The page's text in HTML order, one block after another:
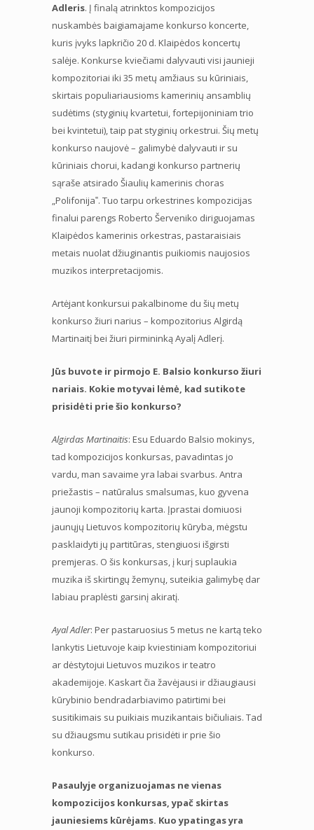
Adleris. Į finalą atrinktos kompozicijos
nuskambės baigiamajame konkurso koncerte,
kuris įvyks lapkričio 20 d. Klaipėdos koncertų
salėje. Konkurse kviečiami dalyvauti visi jaunieji
kompozitoriai iki 35 metų amžiaus su kūriniais,
skirtais populiariausioms kamerinių ansamblių
sudėtims (styginių kvartetui, fortepijoniniam trio
bei kvintetui), taip pat styginių orkestrui. Šių metų
konkurso naujovė – galimybė dalyvauti ir su
kūriniais chorui, kadangi konkurso partnerių
sąraše atsirado Šiaulių kamerinis choras
„Polifonija‟. Tuo tarpu orkestrines kompozicijas
finalui parengs Roberto Šerveniko diriguojamas
Klaipėdos kamerinis orkestras, pastaraisiais
metais nuolat džiuginantis puikiomis naujosios
muzikos interpretacijomis.
Artėjant konkursui pakalbinome du šių metų
konkurso žiuri narius – kompozitorius Algirdą
Martinaitį bei žiuri pirmininką Ayalį Adlerį.
Jūs buvote ir pirmojo E. Balsio konkurso žiuri
nariais. Kokie motyvai lėmė, kad sutikote
prisidėti prie šio konkurso?
Algirdas Martinaitis: Esu Eduardo Balsio mokinys,
tad kompozicijos konkursas, pavadintas jo
vardu, man savaime yra labai svarbus. Antra
priežastis – natūralus smalsumas, kuo gyvena
jaunoji kompozitorių karta. Įprastai domiuosi
jaunųjų Lietuvos kompozitorių kūryba, mėgstu
pasklaidyti jų partitūras, stengiuosi išgirsti
premjeras. O šis konkursas, į kurį suplaukia
muzika iš skirtingų žemynų, suteikia galimybę dar
labiau praplėsti garsinį akiratį.
Ayal Adler: Per pastaruosius 5 metus ne kartą teko
lankytis Lietuvoje kaip kviestiniam kompozitoriui
ar dėstytojui Lietuvos muzikos ir teatro
akademijoje. Kaskart čia žavėjausi ir džiaugiausi
kūrybinio bendradarbiavimo patirtimi bei
susitikimais su puikiais muzikantais bičiuliais. Tad
su džiaugsmu sutikau prisidėti ir prie šio
konkurso.
Pasaulyje organizuojamas ne vienas
kompozicijos konkursas, ypač skirtas
jauniesiems kūrėjams. Kuo ypatingas yra